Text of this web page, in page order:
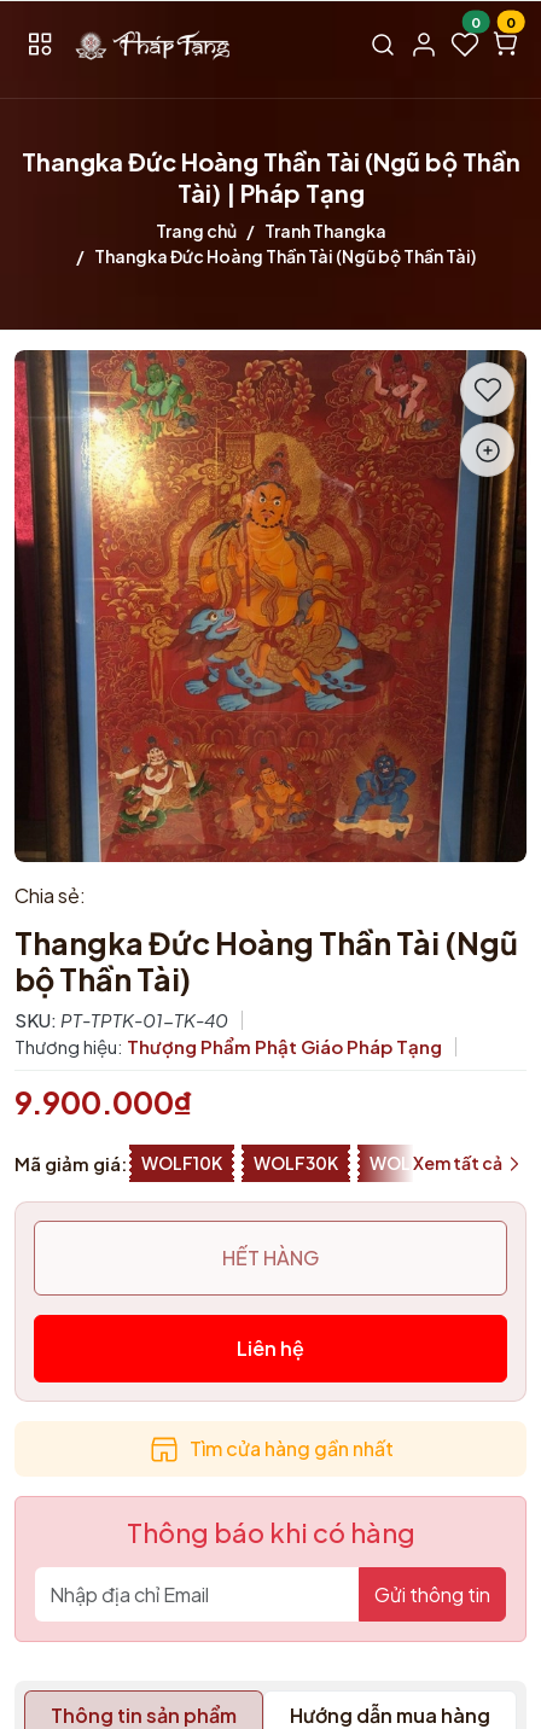
0 0
Thangka Đức Hoàng Thần Tài (Ngũ bộ Thần
Tài) | Pháp Tạng
Trang chủ
Tranh Thangka
Thangka Đức Hoàng Thần Tài (Ngũ bộ Thần Tài)
Chia sẻ:
Thangka Đức Hoàng Thần Tài (Ngũ
bộ Thần Tài)
SKU: PT-TPTK-01-TK-40
Thương hiệu: Thượng Phẩm Phật Giáo Pháp Tạng
9.900.000₫
Mã giảm giá: WOLF10K WOLF30K WOLF50KXem tất cả
HẾT HÀNG
Liên hệ
Tìm cửa hàng gần nhất
Thông báo khi có hàng
Gửi thông tin
Thông tin sản phẩm
Hướng dẫn mua hàng